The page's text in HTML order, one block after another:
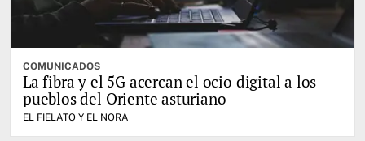
COMUNICADOS
La fibra y el 5G acercan el ocio digital a los
pueblos del Oriente asturiano
EL FIELATO Y EL NORA